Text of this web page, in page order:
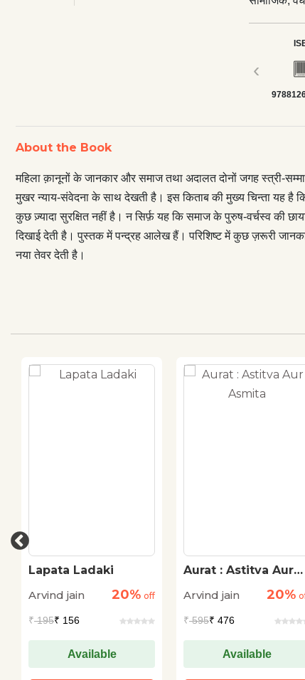
घरों से बाहर
में भी उससे
प्रावधानों
मनो-
‹
About the Book
महिला क़ानूनों के जानकार और समाज तथा अदालत दोनों जगह स्त्री-
मुखर न्याय-संवेदना के साथ देखती है। इस किताब की मुख्य चिन्ता यह है
कुछ ज़्यादा सुरक्षित नहीं है। न सिर्फ़ यह कि समाज के पुरुष-वर्चस्व की
दिखाई देती है। पुस्तक में पन्द्रह आलेख हैं। परिशिष्ट में कुछ ज़रूरी
नया तेवर देती है।
Lapata Ladaki
Arvind jain
20% off
₹195₹ 156
Available
Aurat : Astitva Aur
Arvind jain
20%
₹595₹ 476
Available